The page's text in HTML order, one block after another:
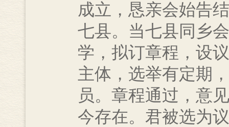
成立，恳亲会始告
七县。当七县同乡
学，拟订章程，设
主体，选举有定期
员。章程通过，意
今存在。君被选为